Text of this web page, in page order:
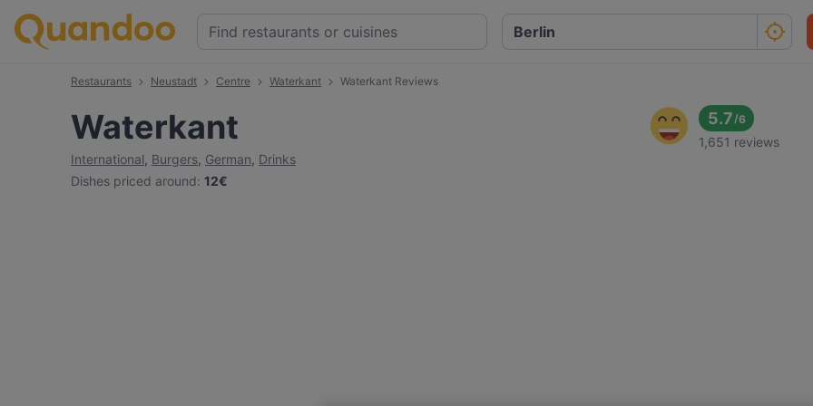
Restaurants Neustadt Centre Waterkant Waterkant Reviews
Waterkant
International, Burgers, German, Drinks
Dishes priced around: 12€
5.7/6
1,651 reviews